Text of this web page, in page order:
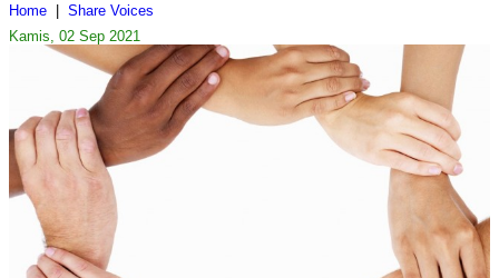
Home
Share Voices
Kamis, 02 Sep 2021